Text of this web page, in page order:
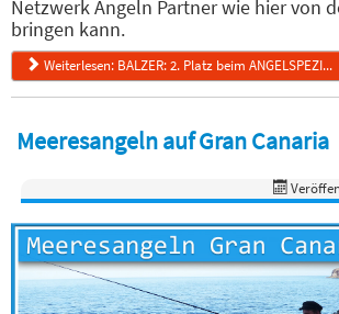
Netzwerk Angeln Partner wie hier von
bringen kann.
Weiterlesen: BALZER: 2. Platz beim ANGELSPEZI...
Meeresangeln auf Gran Canaria